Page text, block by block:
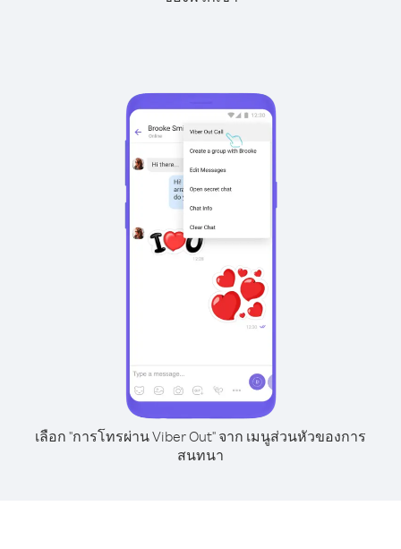
เลือก "การโทรผ่าน Viber Out" จาก เมนูส่วนหัวของการ
สนทนา